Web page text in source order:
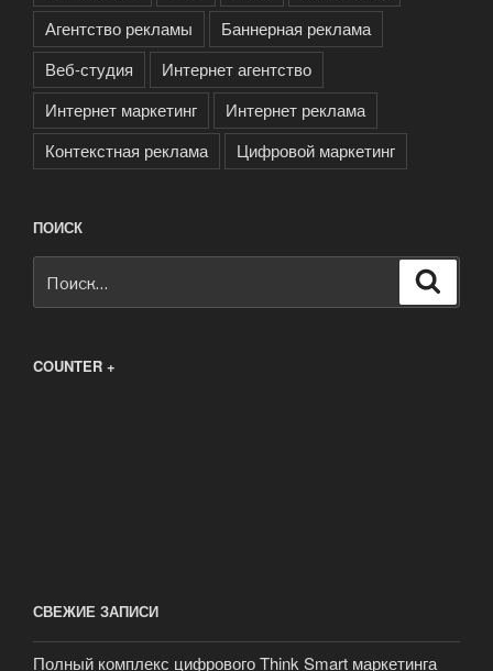
Агентство рекламы
Баннерная реклама
Веб-студия
Интернет агентство
Интернет маркетинг
Интернет реклама
Контекстная реклама
Цифровой маркетинг
ПОИСК
COUNTER +
СВЕЖИЕ ЗАПИСИ
Полный комплекс цифрового Think Smart маркетинга